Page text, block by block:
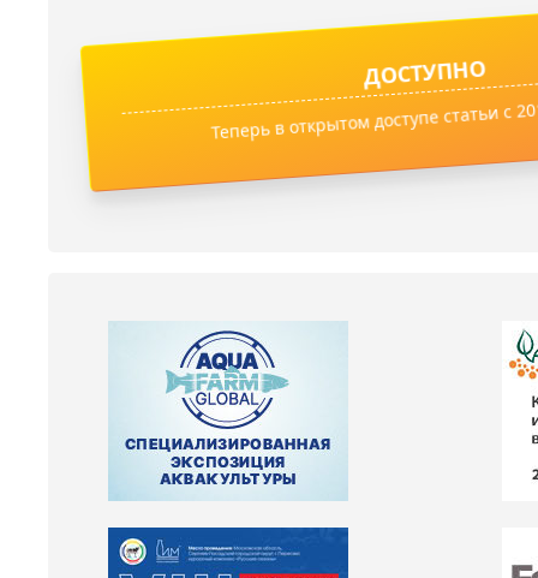
ДОСТУПНО
Теперь в открытом доступе статьи с